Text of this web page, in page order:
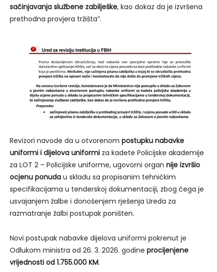
sačinjavanja službene zabilješke, kao dokaz da je izvršena
prethodna provjera tržišta”.
Revizori navode da u otvorenom postupku nabavke
uniformi i dijelova uniformi za kadete Policijske akademije
za LOT 2 – Policijske uniforme, ugovorni organ nije izvršio
ocjenu ponuda u skladu sa propisanim tehničkim
specifikacijama u tenderskoj dokumentaciji, zbog čega je
usvajanjem žalbe i donošenjem rješenja Ureda za
razmatranje žalbi postupak poništen.
Novi postupak nabavke dijelova uniformi pokrenut je
Odlukom ministra od 26. 3. 2026. godine procijenjene
vrijednosti od 1.755.000 KM.